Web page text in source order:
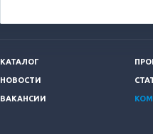
КАТАЛОГ
НОВОСТИ
ВАКАНСИИ